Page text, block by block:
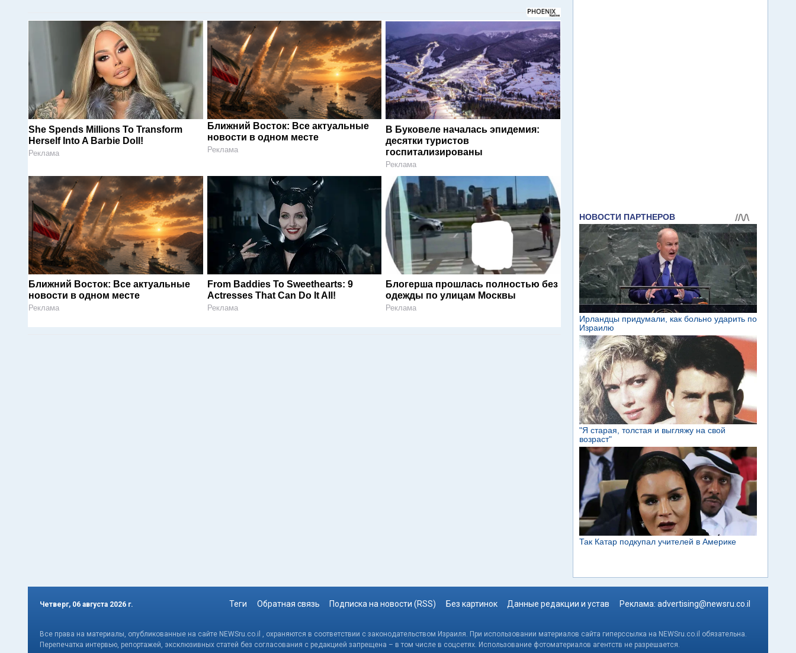
She Spends Millions To Transform
Herself Into A Barbie Doll!
Реклама
Ближний Восток: Все актуальные
новости в одном месте
Реклама
В Буковеле началась эпидемия:
десятки туристов
госпитализированы
Реклама
Ближний Восток: Все актуальные
новости в одном месте
Реклама
From Baddies To Sweethearts: 9
Actresses That Can Do It All!
Реклама
Блогерша прошлась полностью без
одежды по улицам Москвы
Реклама
Четверг, 06 августа 2026 г. Теги Обратная связь Подписка на новости (RSS) Без картинок Данные редакции и устав Реклама: advertising@newsru.co.il
Все права на материалы, опубликованные на сайте NEWSru.co.il , охраняются в соответствии с законодательством Израиля. При использовании материалов сайта гиперссылка на NEWSru.co.il обязательна.
Перепечатка интервью, репортажей, эксклюзивных статей без согласования с редакцией запрещена – в том числе в соцсетях. Использование фотоматериалов агентств не разрешается.